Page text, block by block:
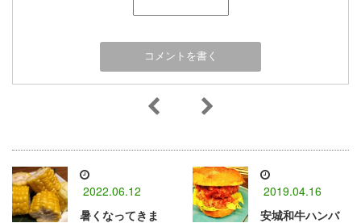
2022.06.12
暑くなってきま
2019.04.16
安城和牛ハンバ